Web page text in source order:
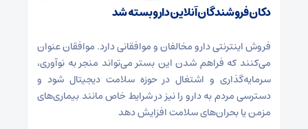
دکان فروشندگان آنلاین دارو بسته شد
فروش اینترنتی دارو مخالفان و موافقانی دارد. موافقان عنوان
می‌کنند که فراهم شدن این بستر می‌تواند منجر به نوآوری،
سرمایه‌گذاری و اشتغال در حوزه سلامت دیجیتال شود و
دسترسی مردم به دارو را نیز در شرایط خاص مانند بیماری‌های
مزمن یا بحران‌های سلامت افزایش دهد